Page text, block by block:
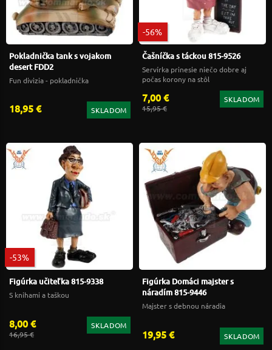
Pokladnička tank s vojakom
desert FDD2
Fun divizia - pokladnička
18,95 € SKLADOM
-56%
Čašníčka s táckou 815-9526
Servírka prinesie niečo dobre aj
počas korony na stôl
7,00 €
15,95 €
SKLADOM
-53%
Figúrka učiteľka 815-9338
S knihami a taškou
8,00 €
16,95 €
SKLADOM
Figúrka Domáci majster s
náradím 815-9446
Majster s debnou náradia
19,95 € SKLADOM